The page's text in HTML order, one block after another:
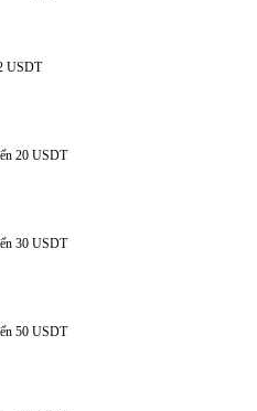
USDT
20 USDT
30 USDT
50 USDT